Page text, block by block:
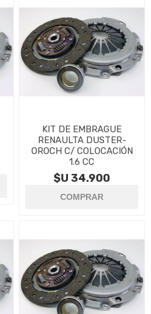
KIT DE EMBRAGUE
RENAULTA DUSTER-
OROCH C/ COLOCACIÓN
1.6 CC
$U 34.900